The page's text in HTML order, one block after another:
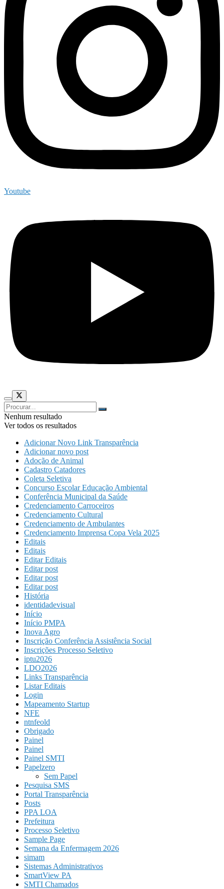
Youtube
Nenhum resultado
Ver todos os resultados
Adicionar Novo Link Transparência
Adicionar novo post
Adoção de Animal
Cadastro Catadores
Coleta Seletiva
Concurso Escolar Educação Ambiental
Conferência Municipal da Saúde
Credenciamento Carroceiros
Credenciamento Cultural
Credenciamento de Ambulantes
Credenciamento Imprensa Copa Vela 2025
Editais
Editais
Editar Editais
Editar post
Editar post
Editar post
História
identidadevisual
Início
Início PMPA
Inova Agro
Inscrição Conferência Assistência Social
Inscrições Processo Seletivo
iptu2026
LDO2026
Links Transparência
Listar Editais
Login
Mapeamento Startup
NFE
ntnfeold
Obrigado
Painel
Painel
Painel SMTI
Papelzero
Sem Papel
Pesquisa SMS
Portal Transparência
Posts
PPA LOA
Prefeitura
Processo Seletivo
Sample Page
Semana da Enfermagem 2026
simam
Sistemas Administrativos
SmartView PA
SMTI Chamados